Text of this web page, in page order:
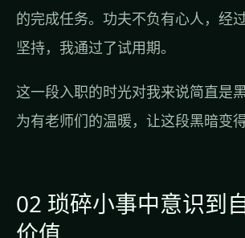
的完成任务。功夫不负有心人，经
坚持，我通过了试用期。
这一段入职的时光对我来说简直是
为有老师们的温暖，让这段黑暗变得
02 琐碎小事中意识到